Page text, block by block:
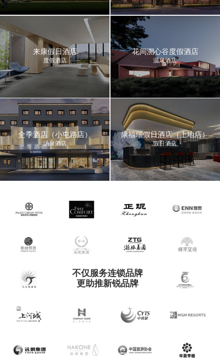
来康假日酒店
度假酒店
花间溯心谷度假酒店
温泉酒店
全季酒店（小屯路店）
汤泉酒店
康福瑞假日酒店（上地店）
假日酒店
不仅服务连锁品牌
更助推新锐品牌